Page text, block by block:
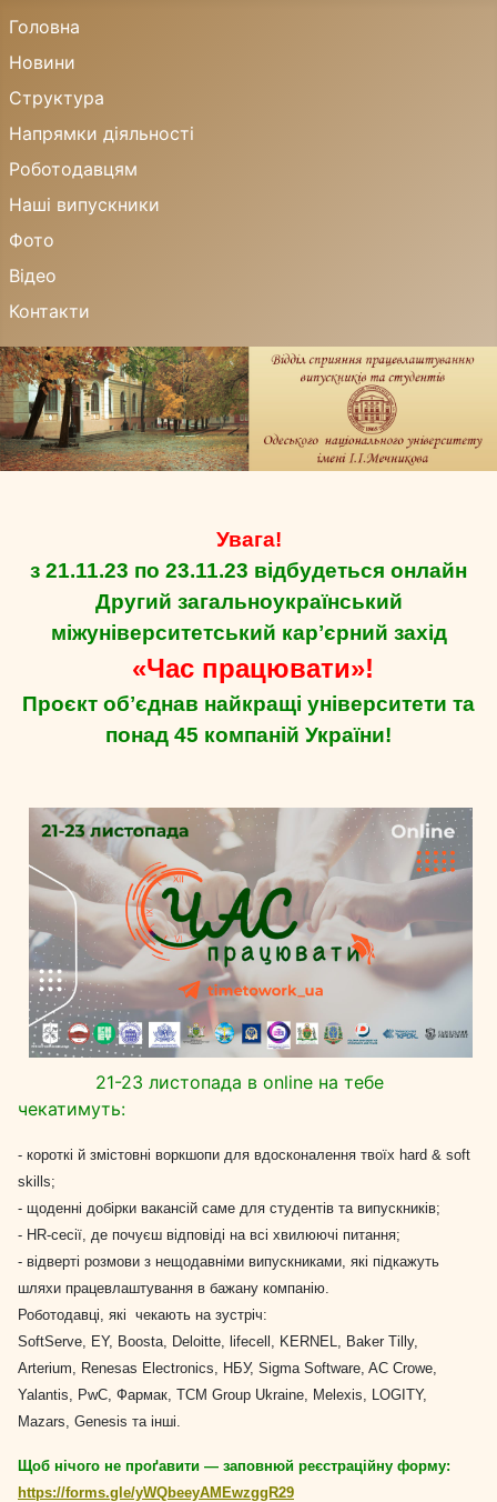
Головна
Новини
Структура
Напрямки діяльності
Роботодавцям
Наші випускники
Фото
Відео
Контакти
Увага!
з 21.11.23 по 23.11.23 відбудеться онлайн
Другий загальноукраїнський
міжуніверситетський карʼєрний захід
«Час працювати»!
Проєкт обʼєднав найкращі університети та
понад 45 компаній України!
21-23 листопада в online на тебе
чекатимуть:
- короткі й змістовні воркшопи для вдосконалення твоїх hard & soft
skills;
- щоденні добірки вакансій саме для студентів та випускників;
- HR-сесії, де почуєш відповіді на всі хвилюючі питання;
- відверті розмови з нещодавніми випускниками, які підкажуть
шляхи працевлаштування в бажану компанію.
Роботодавці, які чекають на зустріч:
SoftServe, EY, Boosta, Deloitte, lifecell, KERNEL, Baker Tilly,
Arterium, Renesas Electronics, НБУ, Sigma Software, AC Crowe,
Yalantis, PwC, Фармак, TCM Group Ukraine, Melexis, LOGITY,
Mazars, Genesis та інші.
Щоб нічого не проґавити — заповнюй реєстраційну форму:
https://forms.gle/yWQbeeyAMEwzggR29